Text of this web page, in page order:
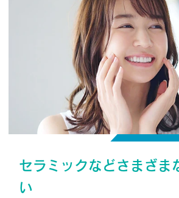
セラミックなどさまざま
い